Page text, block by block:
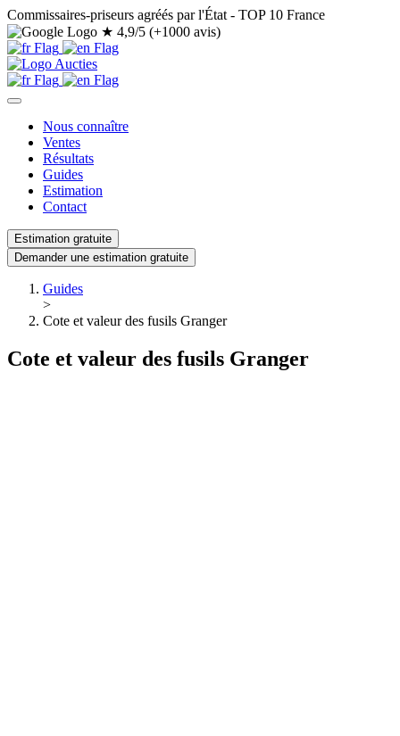
Commissaires-priseurs agréés par l'État - TOP 10 France
★ 4,9/5 (+1000 avis)
Nous connaître
Ventes
Résultats
Guides
Estimation
Contact
Estimation gratuite
Demander une estimation gratuite
Guides
>
Cote et valeur des fusils Granger
Cote et valeur des fusils Granger